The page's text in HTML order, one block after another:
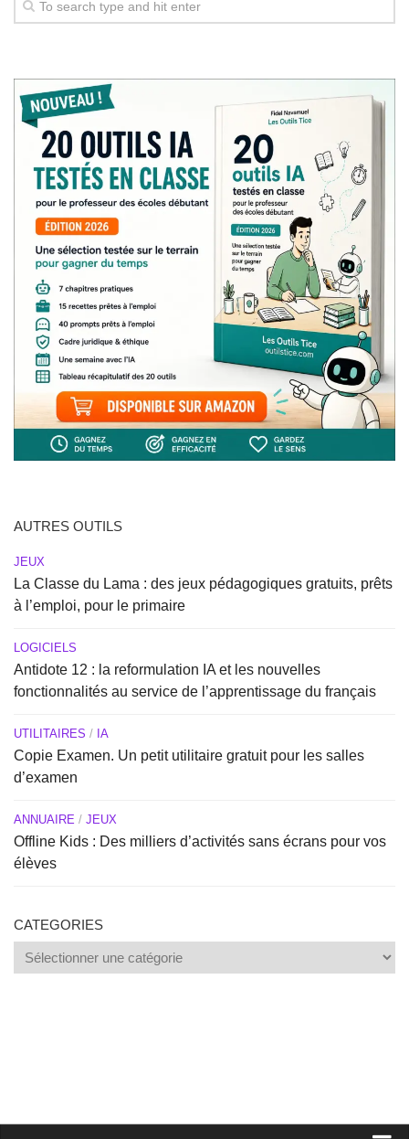
AUTRES OUTILS
JEUX
La Classe du Lama : des jeux pédagogiques gratuits, prêts
à l’emploi, pour le primaire
LOGICIELS
Antidote 12 : la reformulation IA et les nouvelles
fonctionnalités au service de l’apprentissage du français
UTILITAIRES / IA
Copie Examen. Un petit utilitaire gratuit pour les salles
d’examen
ANNUAIRE / JEUX
Offline Kids : Des milliers d’activités sans écrans pour vos
élèves
CATEGORIES
Categories